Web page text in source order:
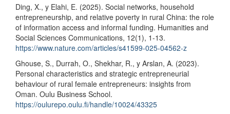
Ding, X., y Elahi, E. (2025). Social networks, household
entrepreneurship, and relative poverty in rural China: the role
of information access and informal funding. Humanities and
Social Sciences Communications, 12(1), 1-13.
https://www.nature.com/articles/s41599-025-04562-z
Ghouse, S., Durrah, O., Shekhar, R., y Arslan, A. (2023).
Personal characteristics and strategic entrepreneurial
behaviour of rural female entrepreneurs: insights from
Oman. Oulu Business School.
https://oulurepo.oulu.fi/handle/10024/43325